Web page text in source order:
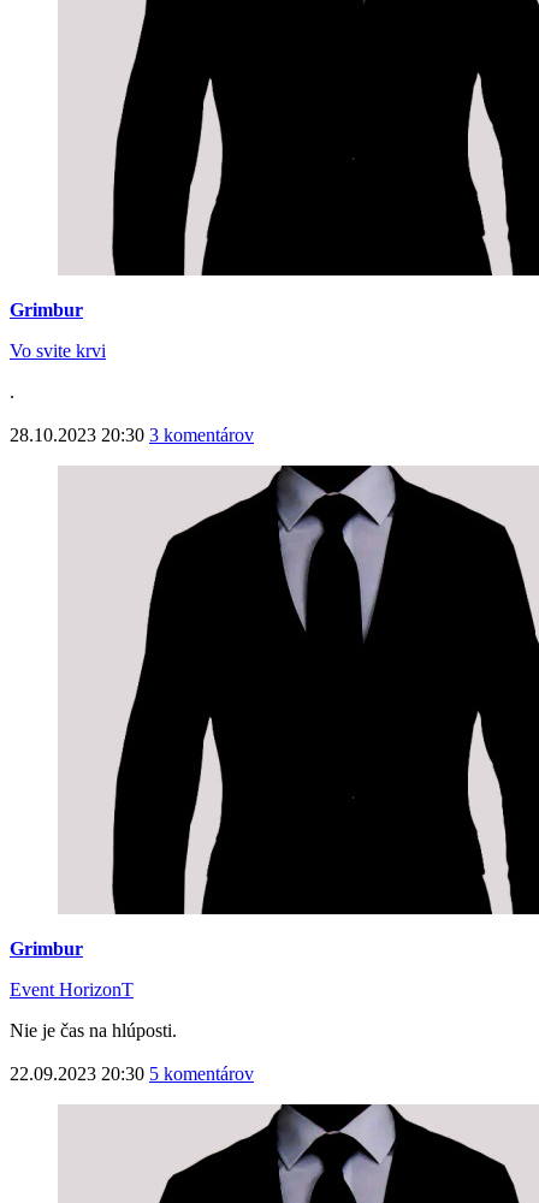
Grimbur
Vo svite krvi
.
28.10.2023 20:30 3 komentárov
Grimbur
Event HorizonT
Nie je čas na hlúposti.
22.09.2023 20:30 5 komentárov